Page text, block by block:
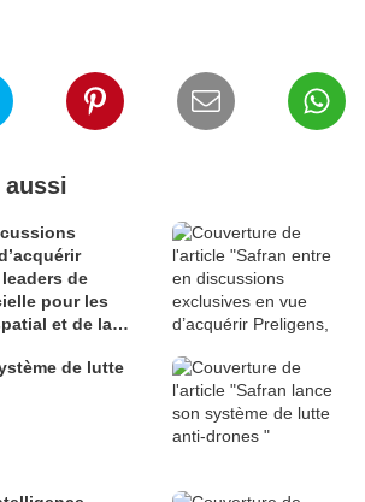
aussi
de
pour les
et de la
de lutte